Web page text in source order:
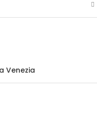
Venezia